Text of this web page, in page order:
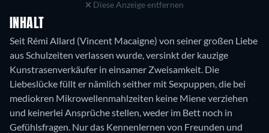
Diese Anzeige entfernen
INHALT
Seit Rémi Allard (Vincent Macaigne) von seiner großen Liebe
aus Schulzeiten verlassen wurde, versinkt der kauzige
Kunstrasenverkäufer in einsamer Zweisamkeit. Die
Liebeslücke füllt er nämlich seither mit Sexpuppen, die bei
mediokren Mikrowellenmahlzeiten keine Miene verziehen
und keinerlei Ansprüche stellen, weder im Bett noch in
Gefühlsfragen. Nur das Kennenlernen von Freunden und